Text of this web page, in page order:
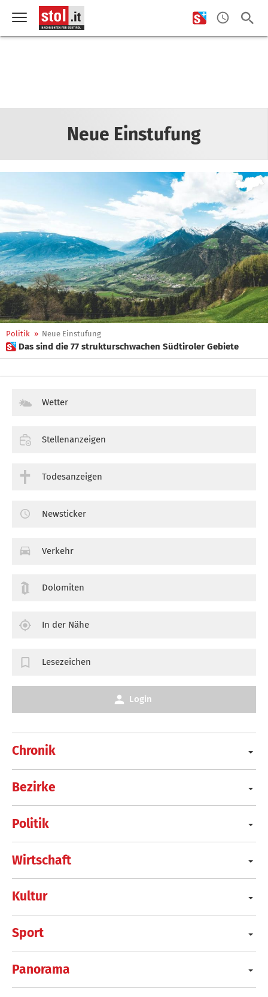
Neue Einstufung
Politik » Neue Einstufung
 Das sind die 77 strukturschwachen Südtiroler Gebiete
Chronik
Bezirke
Politik
Wirtschaft
Kultur
Sport
Panorama
Wetter
Stellenanzeigen
Todesanzeigen
Newsticker
Verkehr
Dolomiten
In der Nähe
Lesezeichen
Login